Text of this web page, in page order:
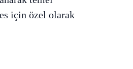
için özel olarak